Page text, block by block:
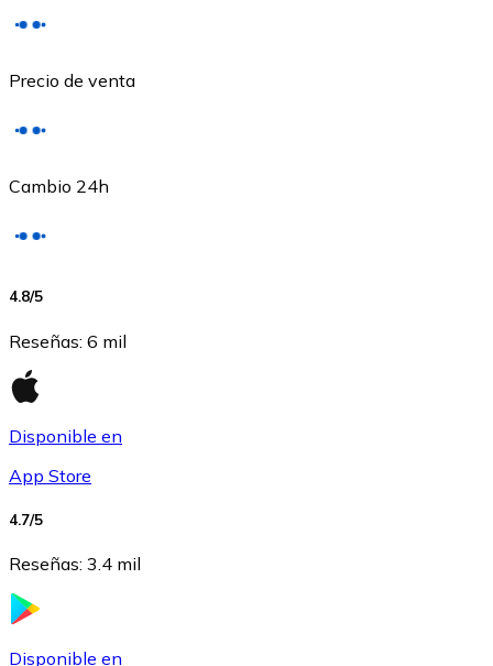
Precio de venta
Cambio 24h
4.8/5
Reseñas: 6 mil
Disponible en
App Store
4.7/5
Reseñas: 3.4 mil
Disponible en